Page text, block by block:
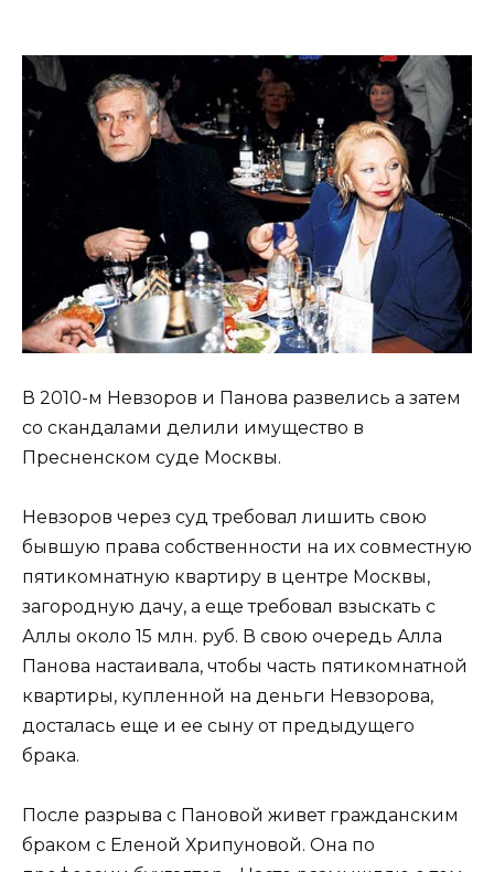
В 2010-м Невзоров и Панова развелись а затем
со скандалами делили имущество в
Пресненском суде Москвы.
Невзоров через суд требовал лишить свою
бывшую права собственности на их совместную
пятикомнатную квартиру в центре Москвы,
загородную дачу, а еще требовал взыскать с
Аллы около 15 млн. руб. В свою очередь Алла
Панова настаивала, чтобы часть пятикомнатной
квартиры, купленной на деньги Невзорова,
досталась еще и ее сыну от предыдущего
брака.
После разрыва с Пановой живет гражданским
браком с Еленой Хрипуновой. Она по